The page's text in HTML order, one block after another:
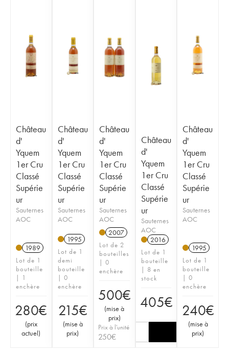
Château
d'
Yquem
1er Cru
Classé
Supérie
ur
Sauternes
AOC
1989
Lot de 1
bouteille
| 1
enchère
280€
(prix
actuel)
Château
d'
Yquem
1er Cru
Classé
Supérie
ur
Sauternes
AOC
1995
Lot de 1
demi
bouteille
| 0
enchère
215€
(mise à
prix)
Château
d'
Yquem
1er Cru
Classé
Supérie
ur
Sauternes
AOC
2007
Lot de 2
bouteilles
| 0
enchère
500€
(mise à
prix)
Prix à l'unité
250€
Château
d'
Yquem
1er Cru
Classé
Supérie
ur
Sauternes
AOC
2016
Lot de 1
bouteille
| 8 en
stock
405€
Château
d'
Yquem
1er Cru
Classé
Supérie
ur
Sauternes
AOC
1995
Lot de 1
bouteille
| 0
enchère
240€
(mise à
prix)